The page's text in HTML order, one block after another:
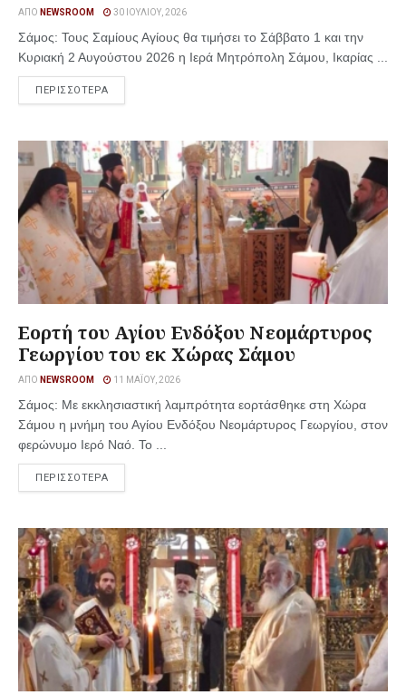
ΑΠΌ NEWSROOM 30 ΙΟΥΛΊΟΥ, 2026
Σάμος: Τους Σαμίους Αγίους θα τιμήσει το Σάββατο 1 και την
Κυριακή 2 Αυγούστου 2026 η Ιερά Μητρόπολη Σάμου, Ικαρίας ...
ΠΕΡΙΣΣΟΤΕΡΑ
Εορτή του Αγίου Ενδόξου Νεομάρτυρος
Γεωργίου του εκ Χώρας Σάμου
ΑΠΌ NEWSROOM 11 ΜΑΪ́ΟΥ, 2026
Σάμος: Με εκκλησιαστική λαμπρότητα εορτάσθηκε στη Χώρα
Σάμου η μνήμη του Αγίου Ενδόξου Νεομάρτυρος Γεωργίου, στον
φερώνυμο Ιερό Ναό. Το ...
ΠΕΡΙΣΣΟΤΕΡΑ